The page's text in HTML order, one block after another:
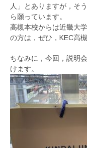
人」とありますが，そ
ら願っています。
高槻本校からは近畿大
の方は，ぜひ，KEC高
ちなみに，今回，説明
けます。